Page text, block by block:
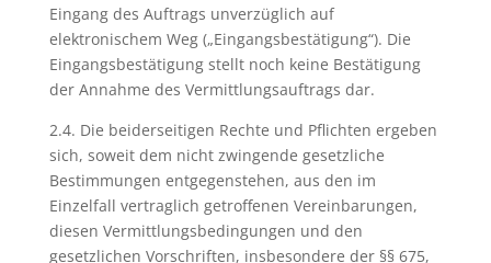
Eingang des Auftrags unverzüglich auf
elektronischem Weg („Eingangsbestätigung“). Die
Eingangsbestätigung stellt noch keine Bestätigung
der Annahme des Vermittlungsauftrags dar.
2.4. Die beiderseitigen Rechte und Pflichten ergeben
sich, soweit dem nicht zwingende gesetzliche
Bestimmungen entgegenstehen, aus den im
Einzelfall vertraglich getroffenen Vereinbarungen,
diesen Vermittlungsbedingungen und den
gesetzlichen Vorschriften, insbesondere der §§ 675,